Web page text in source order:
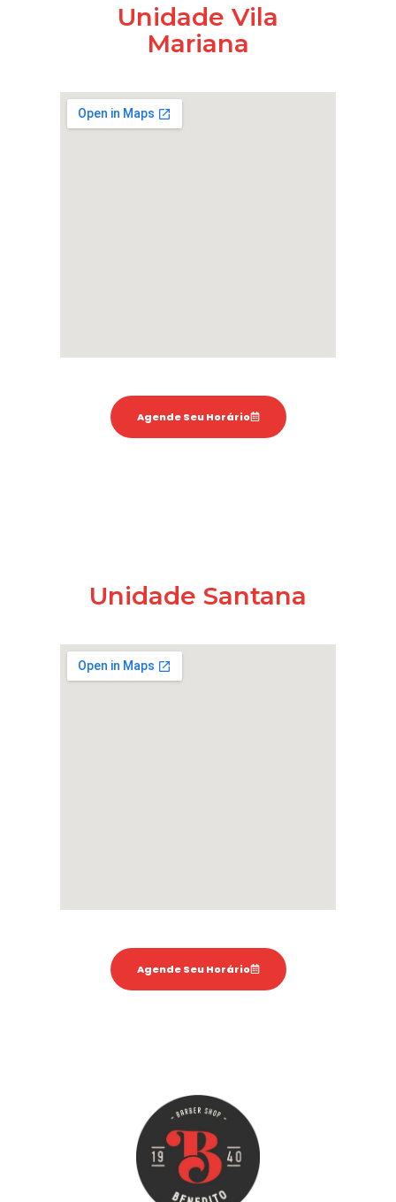
Unidade Vila
Mariana
Agende Seu Horário
Unidade Santana
Agende Seu Horário